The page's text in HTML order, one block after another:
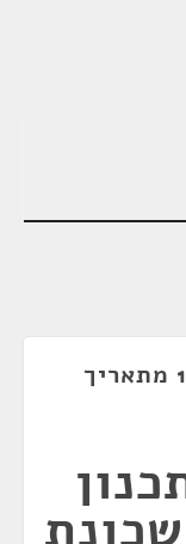
ישיבת ועדה של הכנסת ה-18 מתאריך